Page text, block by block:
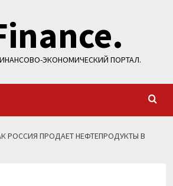
ЭКОНОМИЧЕСКИЙ ПОРТАЛ.
РОССИЯ ПРОДАЕТ НЕФТЕПРОДУКТЫ В